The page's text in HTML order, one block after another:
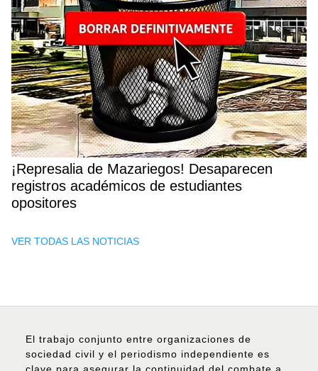
¡Represalia de Mazariegos! Desaparecen
registros académicos de estudiantes
opositores
VER TODAS LAS NOTICIAS
El trabajo conjunto entre organizaciones de
sociedad civil y el periodismo independiente es